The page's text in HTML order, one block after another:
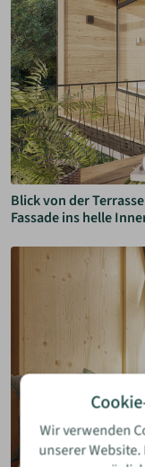
Blick von der
Fassade ins helle
Wir verwenden
unserer